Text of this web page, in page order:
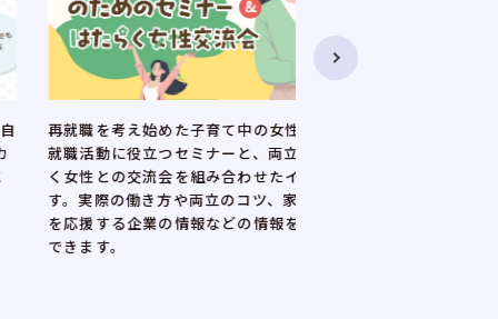
考え始めた子育て中の女性を対象に、
に役立つセミナーと、両立しながら働
の交流会を組み合わせたイベントで
の働き方や両立のコツ、家庭との両立
する企業の情報などの情報を得ることが